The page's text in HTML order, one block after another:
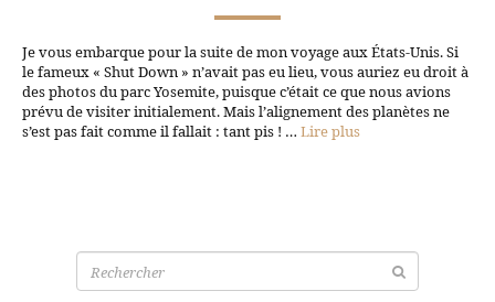
Je vous embarque pour la suite de mon voyage aux États-Unis. Si
le fameux « Shut Down » n’avait pas eu lieu, vous auriez eu droit à
des photos du parc Yosemite, puisque c’était ce que nous avions
prévu de visiter initialement. Mais l’alignement des planètes ne
s’est pas fait comme il fallait : tant pis ! … Lire plus
Recherche
pour: